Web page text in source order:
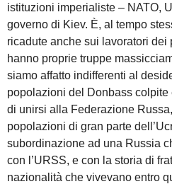
istituzioni imperialiste – NATO,
governo di Kiev. È, al tempo
ricadute anche sui lavoratori dei
hanno proprie truppe
siamo affatto indifferenti al
popolazioni del Donbass
di unirsi alla Federazione
popolazioni di gran parte
subordinazione ad una Russia
con l’URSS, e con la storia di
nazionalità che vivevano entro